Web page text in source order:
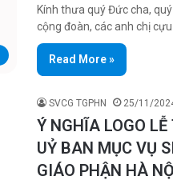
Kính thưa quý Đức cha,
cộng đoàn, các anh chị
Read More »
SVCG TGPHN 25/11/
Ý NGHĨA LOGO
UỶ BAN MỤC VỤ
GIÁO PHẬN HÀ